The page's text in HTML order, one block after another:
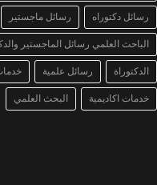
رسائل دكتوراه رسائل ماجستير
الباحث العلمي رسائل الماجستير
الدكتوراة رسائل علمية
خدمات اكاديمية البحث العلمي